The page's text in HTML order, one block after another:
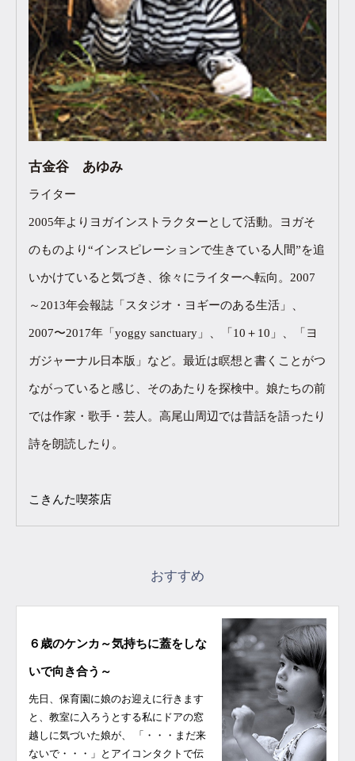
古金谷 あゆみ
ライター
2005年よりヨガインストラクターとして活動。ヨガそ
のものより“インスピレーションで生きている人間”を追
いかけていると気づき、徐々にライターへ転向。2007
～2013年会報誌「スタジオ・ヨギーのある生活」、
2007〜2017年「yoggy sanctuary」、「10＋10」、「ヨ
ガジャーナル日本版」など。最近は瞑想と書くことがつ
ながっていると感じ、そのあたりを探検中。娘たちの前
では作家・歌手・芸人。高尾山周辺では昔話を語ったり
詩を朗読したり。
こきんた喫茶店
おすすめ
６歳のケンカ～気持ちに蓋をしな
いで向き合う～
先日、保育園に娘のお迎えに行きます
と、教室に入ろうとする私にドアの窓
越しに気づいた娘が、 「・・・まだ来
ないで・・・」とアイコンタクトで伝